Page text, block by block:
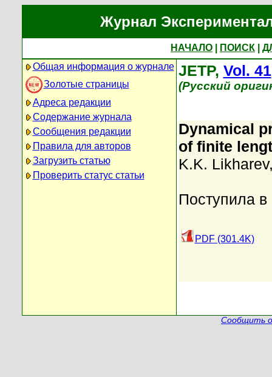
Журнал
НАЧАЛО ПОИСК
Общая информация о журнале
Золотые страницы
Адреса редакции
Содержание журнала
Сообщения редакции
Правила для авторов
Загрузить статью
Проверить статус статьи
JETP, Vol. 41
(Русский
Dynamical
of finite
K.K. Likharev
Поступила
PDF (301.4K)
Сообщить о